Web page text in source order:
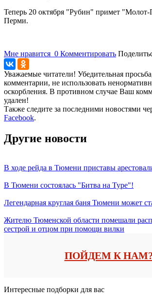
Теперь 20 октября "Рубин" примет
Перми.
Мне нравится 0 Комментировать
Уважаемые читатели! Убедительная
комментарии, не использовать
оскорбления. В противном случае Ваш
удален!
Также следите за последними новостями
Facebook.
Другие новости
В ходе рейда в Тюмени приставы
В Тюмени состоялась "Битва на Туре"!
Легендарная круглая баня Тюмени может
Жителю Тюменской области помешали
сестрой и отцом при помощи вилки
ПОЙДЕМ К
Интересные подборки для вас